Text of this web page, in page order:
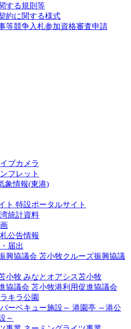
する規則等
約に関する様式
等競争入札参加資格審査申請
ブカメラ
フレット
象情報(東港)
特設ポータルサイト
統計資料
公告情報
届出
苫小牧クルーズ振興協議
みなとオアシス苫小牧
苫小牧港利用促進協議会
キラ公園
港園亭 ～港公
～